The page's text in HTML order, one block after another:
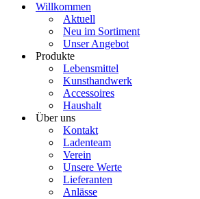
Willkommen
Aktuell
Neu im Sortiment
Unser Angebot
Produkte
Lebensmittel
Kunsthandwerk
Accessoires
Haushalt
Über uns
Kontakt
Ladenteam
Verein
Unsere Werte
Lieferanten
Anlässe